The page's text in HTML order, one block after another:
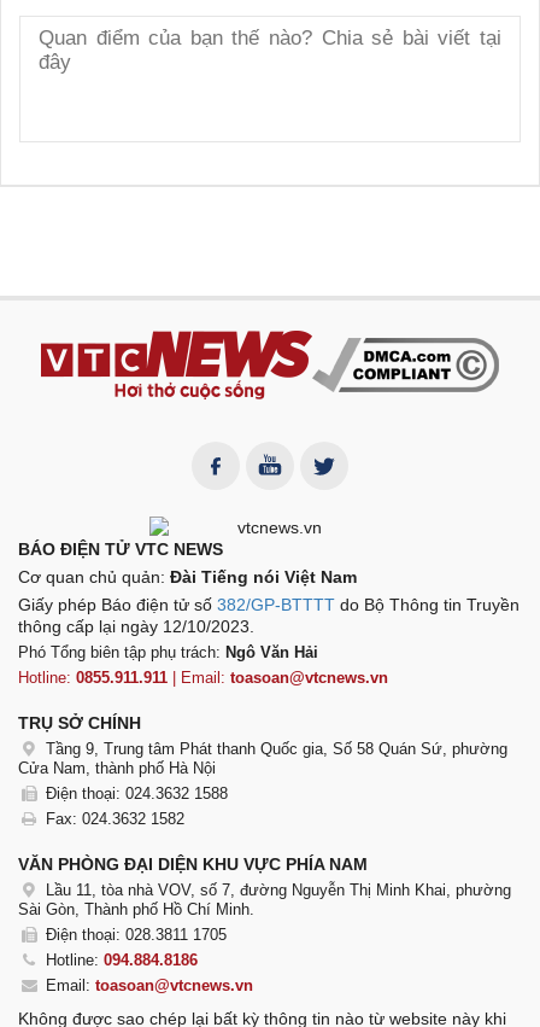
BÁO ĐIỆN TỬ VTC NEWS
Cơ quan chủ quản: Đài Tiếng nói Việt Nam
Giấy phép Báo điện tử số 382/GP-BTTTT do Bộ Thông tin Truyền
thông cấp lại ngày 12/10/2023.
Phó Tổng biên tập phụ trách: Ngô Văn Hải
Hotline: 0855.911.911 | Email: toasoan@vtcnews.vn
TRỤ SỞ CHÍNH
Tầng 9, Trung tâm Phát thanh Quốc gia, Số 58 Quán Sứ, phường
Cửa Nam, thành phố Hà Nội
Điện thoại: 024.3632 1588
Fax: 024.3632 1582
VĂN PHÒNG ĐẠI DIỆN KHU VỰC PHÍA NAM
Lầu 11, tòa nhà VOV, số 7, đường Nguyễn Thị Minh Khai, phường
Sài Gòn, Thành phố Hồ Chí Minh.
Điện thoại: 028.3811 1705
Hotline:094.884.8186
Email:toasoan@vtcnews.vn
Không được sao chép lại bất kỳ thông tin nào từ website này khi